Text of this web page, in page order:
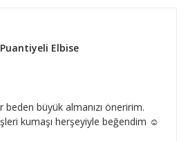
Puantiyeli Elbise
beden büyük almanızı öneririm.
kumaşı herşeyiyle beğendim ☺️